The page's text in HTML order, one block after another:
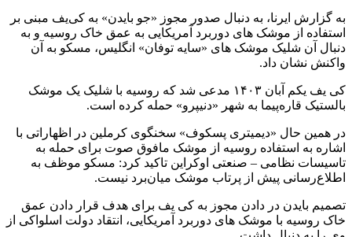
به گزارش ایرنا، به دنبال صدور مجوز «جو بایدن» به کی‌یف مبنی بر
استفاده از موشک های دوربرد آمریکایی به عمق خاک روسیه و به
دنبال آن شلیک موشک های «سایه توفان» انگلیس، مسکو به آن
واکنش نشان داد.
کی یف یکم آبان ۱۴۰۳ مدعی شد که روسیه با شلیک یک موشک
بالستیک قاره‌پیما به شهر «دنیپرو» حمله کرده است.
در همین حال «دیمیتری پسکوف» سخنگوی کرملین در اظهاراتی با
اشاره به استفاده روسیه از موشک مافوق صوت برای حمله به
تاسیسات نظامی – صنعتی اوکراین تاکید کرد: مسکو موظف به
اطلاع‌رسانی پیش از پرتاب موشک میان‌برد نیست.
تصمیم بایدن در دادن مجوز به کی یف برای هدف قرار دادن عمق
خاک روسیه با موشک های دوربرد آمریکایی، انتقاد دولت اسلواکی از